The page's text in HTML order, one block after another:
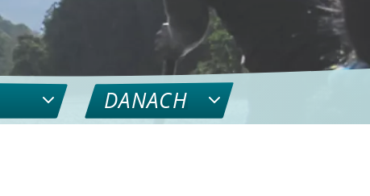
DANACH